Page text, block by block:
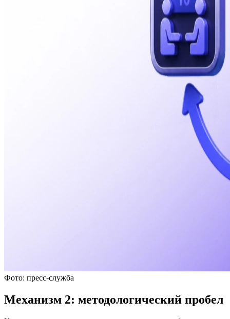
Фото: пресс-служба
Механизм 2: методологический пробел